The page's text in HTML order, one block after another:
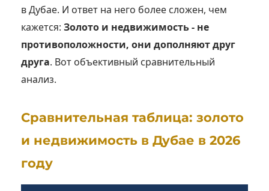
в Дубае. И ответ на него более сложен, чем
кажется: Золото и недвижимость - не
противоположности, они дополняют друг
друга. Вот объективный сравнительный
анализ.
Сравнительная таблица: золото
и недвижимость в Дубае в 2026
году